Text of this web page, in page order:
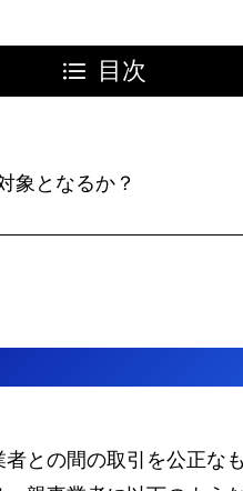
目次
象となるか？
との間の取引を公正な